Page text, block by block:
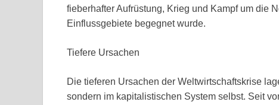
fieberhafter Aufrüstung, Krieg und Kampf um die
Einflussgebiete begegnet wurde.
Tiefere Ursachen
Die tieferen Ursachen der Weltwirtschaftskrise
sondern im kapitalistischen System selbst. Seit